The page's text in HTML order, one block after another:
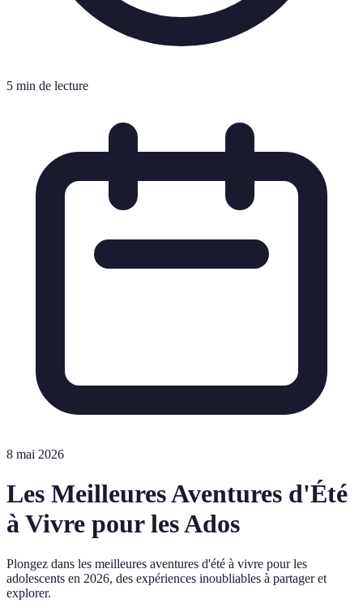
5 min de lecture
8 mai 2026
Les Meilleures Aventures d'Été
à Vivre pour les Ados
Plongez dans les meilleures aventures d'été à vivre pour les
adolescents en 2026, des expériences inoubliables à partager et
explorer.